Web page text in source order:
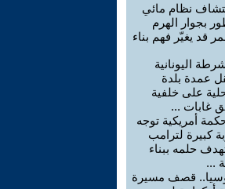
نظام مائي
بجوار الهرم
قد يغيّر فهم بناء
اليونانية
عمدة بلدة
على خلفية
غابات ...
أمريكية توجه
كبيرة لترامب
حلمه ببناء
...
قصف مسيرة